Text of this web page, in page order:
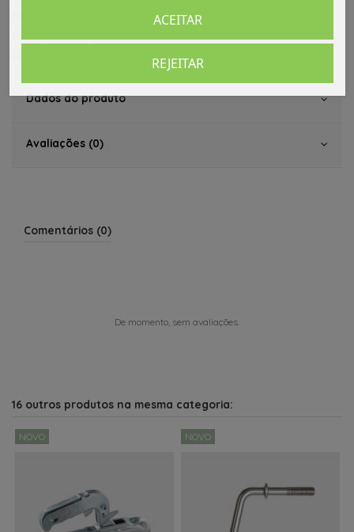
Para eixos Plus e Plus Delta (Octagon)
Dados do produto
Avaliações (0)
Comentários (0)
De momento, sem avaliações.
16 outros produtos na mesma categoria:
NOVO NOVO
REJEITAR
ACEITAR